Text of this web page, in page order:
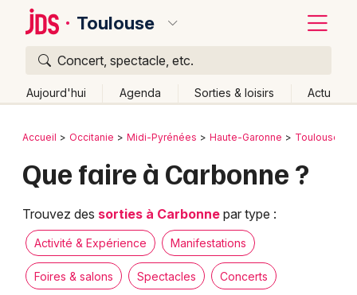
Toulouse
Concert, spectacle, etc.
Aujourd'hui Agenda Sorties & loisirs Actu
Publier un événement
Grands événements
Activité & Expérience
Bordeaux
Lille
Lyon
Retour
Accueil Occitanie Midi-Pyrénées Haute-Garonne Toulouse
Que faire à Carbonne ?
Trouvez des sorties à Carbonne par type :
Activité & Expérience Manifestations
Foires & salons Spectacles Concerts
Quoi ?
Où ?
Midi-Pyrénées
Partout Près de moi Changer de lieu
Quand ?
Effacer les dates
Aujourd'hui
Demain Ce week-end Autre